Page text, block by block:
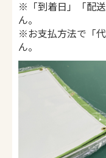
※「到着日」「配
ん。
※お支払方法で「
ん。